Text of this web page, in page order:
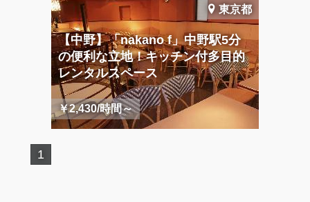
【中野】「nakano f」中野駅5分
の便利な立地！キッチン付多目的
レンタルスペース
￥2,430/時間～
東京都
1